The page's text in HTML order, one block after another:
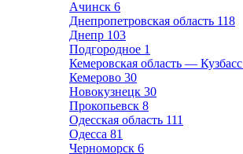
Ачинск 6
Днепропетровская область 118
Днепр 103
Подгородное 1
Кемеровская область — Кузбасс
Кемерово 30
Новокузнецк 30
Прокопьевск 8
Одесская область 111
Одесса 81
Черноморск 6